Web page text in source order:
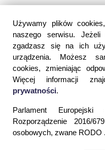
Używamy plików
naszego serwisu.
zgadzasz się na ich
urządzenia. Możesz
cookies, zmieniając
Więcej informacji
prywatności.
Parlament
Rozporządzenie 2016/
osobowych, zwane RODO